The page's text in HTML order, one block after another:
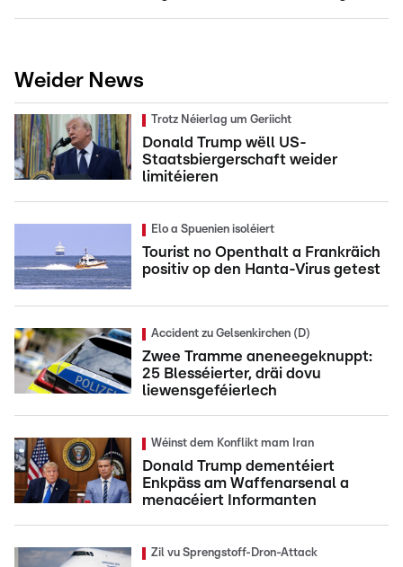
Weider News
Trotz Néierlag um Geriicht
Donald Trump wëll US-
Staatsbiergerschaft weider
limitéieren
Elo a Spuenien isoléiert
Tourist no Openthalt a Frankräich
positiv op den Hanta-Virus getest
Accident zu Gelsenkirchen (D)
Zwee Tramme aneneegeknuppt:
25 Blesséierter, dräi dovu
liewensgeféierlech
Wéinst dem Konflikt mam Iran
Donald Trump dementéiert
Enkpäss am Waffenarsenal a
menacéiert Informanten
Zil vu Sprengstoff-Dron-Attack